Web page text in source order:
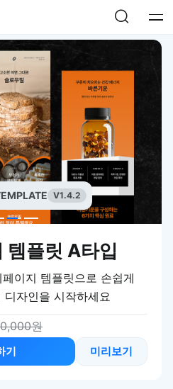
V1.4.2
템플릿 A타입
이지 템플릿으로 손쉽게
디자인을 시작하세요
원
기 미리보기